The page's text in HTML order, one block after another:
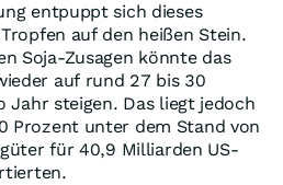
entpuppt sich dieses
auf den heißen Stein.
Soja-Zusagen könnte das
auf rund 27 bis 30
Jahr steigen. Das liegt jedoch
Prozent unter dem Stand von
für 40,9 Milliarden US-